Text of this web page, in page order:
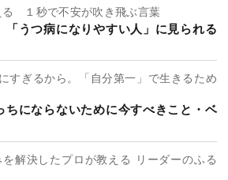
１秒で不安が吹き飛ぶ言葉
「うつ病になりやすい人」に見られる
すぎるから。「自分第一」で生きるため
ちにならないために今すべきこと・ベ
解決したプロが教える リーダーのふる